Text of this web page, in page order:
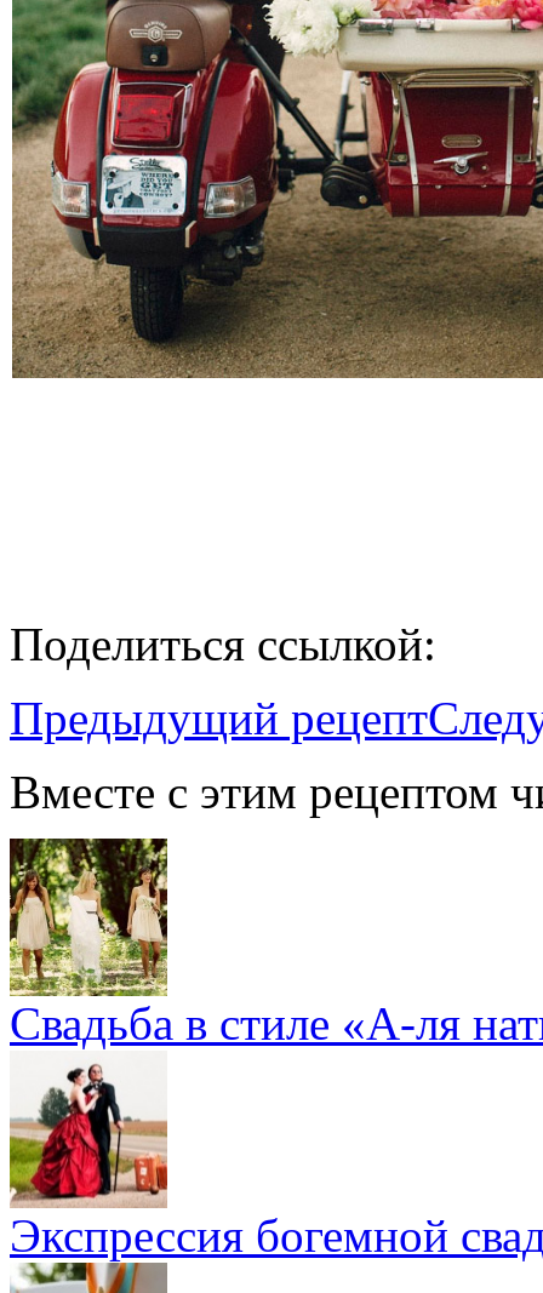
Поделиться ссылкой:
Предыдущий рецепт
Вместе с этим рецептом
Cвадьба в стиле «А-ля
Экспрессия богемной